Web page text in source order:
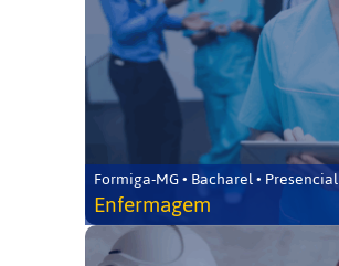
Formiga-MG • Bacharel • Presencial
Enfermagem